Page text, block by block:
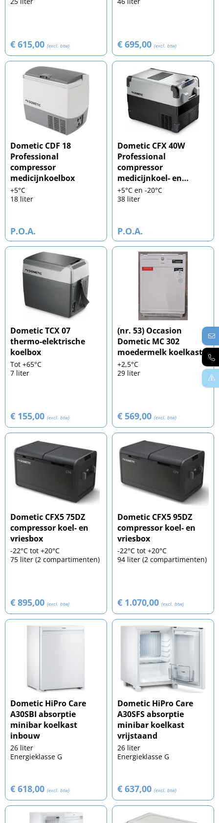
€ 615,00 (excl. btw) € 695,00 (excl. btw)
Dometic CDF 18
Professional
compressor
medicijnkoelbox
+5°C
18 liter
P.O.A.
Dometic CFX 40W
Professional
compressor
medicijnkoel- en
vriesbox
+5°C en -20°C
38 liter
P.O.A.
Dometic TCX 07
thermo-elektrische
koelbox
Tot +65°C
7 liter
€ 155,00 (excl. btw)
(nr. 53) Occasion
Dometic MC 302
moedermelk koelkast
+2,5°C
29 liter
€ 569,00 (excl. btw)
Dometic CFX5 75DZ
compressor koel- en
vriesbox
-22°C tot +20°C
75 liter (2 compartimenten)
€ 895,00 (excl. btw)
Dometic CFX5 95DZ
compressor koel- en
vriesbox
-22°C tot +20°C
94 liter (2 compartimenten)
€ 1.070,00 (excl. btw)
Dometic HiPro Care
A30SBI absorptie
minibar koelkast
inbouw
26 liter
Energieklasse G
€ 618,00 (excl. btw)
Dometic HiPro Care
A30SFS absorptie
minibar koelkast
vrijstaand
26 liter
Energieklasse G
€ 637,00 (excl. btw)